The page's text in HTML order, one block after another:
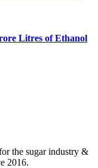
Litres of Ethanol
the sugar industry &
2016.